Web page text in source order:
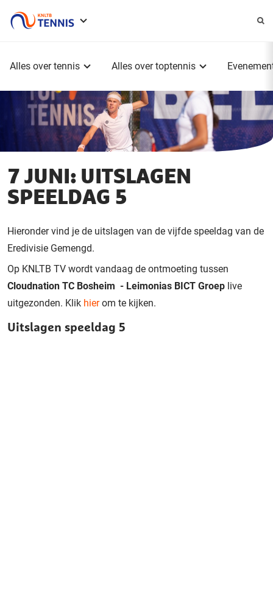
Alles over tennis Alles over toptennis
7 JUNI: UITSLAGEN
SPEELDAG 5
Hieronder vind je de uitslagen van de vijfde speeldag van de
Eredivisie Gemengd.
Op KNLTB TV wordt vandaag de ontmoeting tussen
Cloudnation TC Bosheim - Leimonias BICT Groep live
uitgezonden. Klik hierom te kijken.
Uitslagen speeldag 5